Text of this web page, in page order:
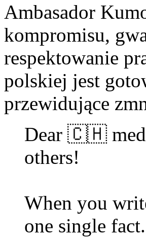
Ambasador
kompromisu,
respektowanie
polskiej jest
przewidujące
Dear 🇨🇭
others!
When you
one single fact.